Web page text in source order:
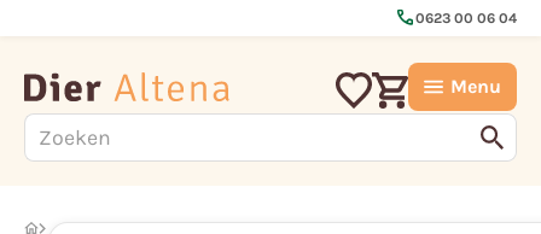
call0623 00 06 04
Menu